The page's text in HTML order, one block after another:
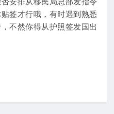
签才行哦，有时遇到熟悉
不然你得从护照签发国出